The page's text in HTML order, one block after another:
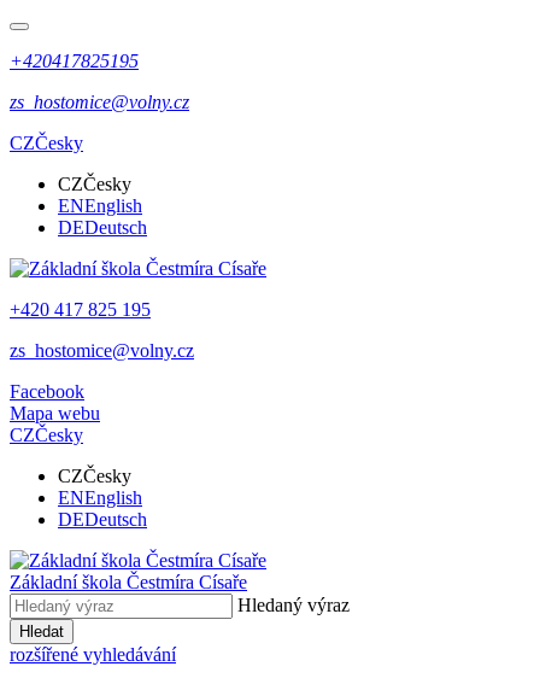
+420417825195
zs_hostomice@volny.cz
CZČesky
CZČesky
ENEnglish
DEDeutsch
+420 417 825 195
zs_hostomice@volny.cz
Facebook
Mapa webu
CZČesky
CZČesky
ENEnglish
DEDeutsch
Základní škola Čestmíra Císaře
Hledaný výraz
Hledat
rozšířené vyhledávání